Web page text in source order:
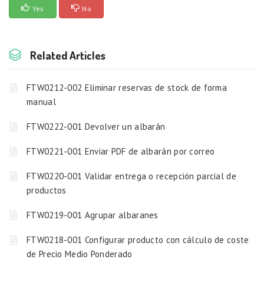
Yes No
Related Articles
FTW0212-002 Eliminar reservas de stock de forma
manual
FTW0222-001 Devolver un albarán
FTW0221-001 Enviar PDF de albarán por correo
FTW0220-001 Validar entrega o recepción parcial de
productos
FTW0219-001 Agrupar albaranes
FTW0218-001 Configurar producto con cálculo de coste
de Precio Medio Ponderado